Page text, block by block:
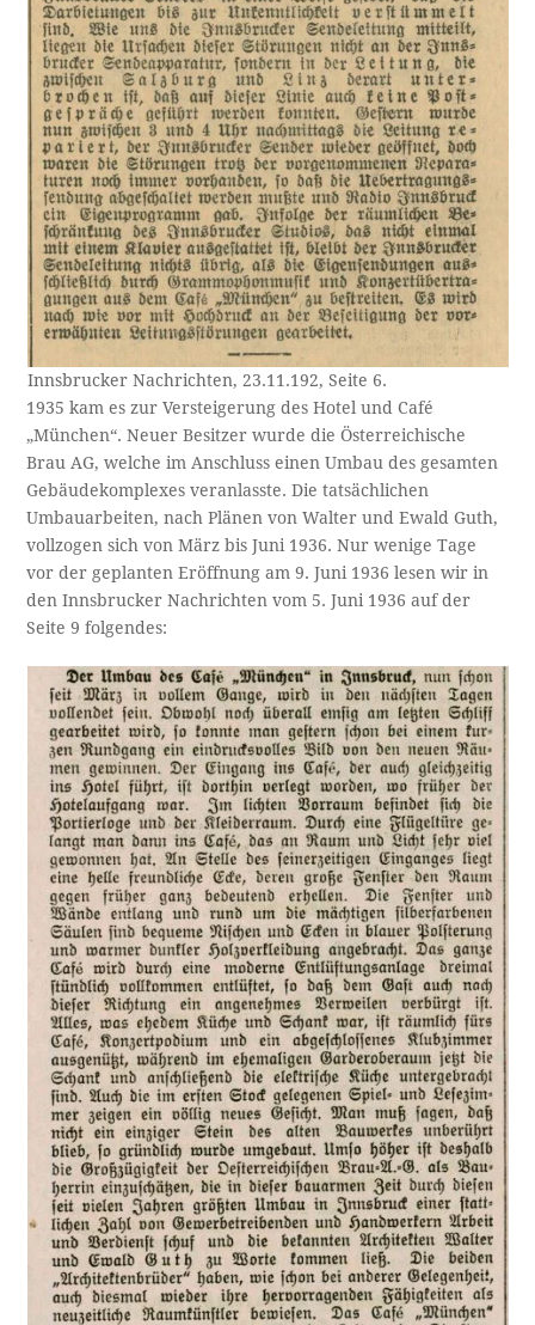
Innsbrucker Nachrichten, 23.11.192, Seite 6.
1935 kam es zur Versteigerung des Hotel und Café
„München“. Neuer Besitzer wurde die Österreichische
Brau AG, welche im Anschluss einen Umbau des gesamten
Gebäudekomplexes veranlasste. Die tatsächlichen
Umbauarbeiten, nach Plänen von Walter und Ewald Guth,
vollzogen sich von März bis Juni 1936. Nur wenige Tage
vor der geplanten Eröffnung am 9. Juni 1936 lesen wir in
den Innsbrucker Nachrichten vom 5. Juni 1936 auf der
Seite 9 folgendes: